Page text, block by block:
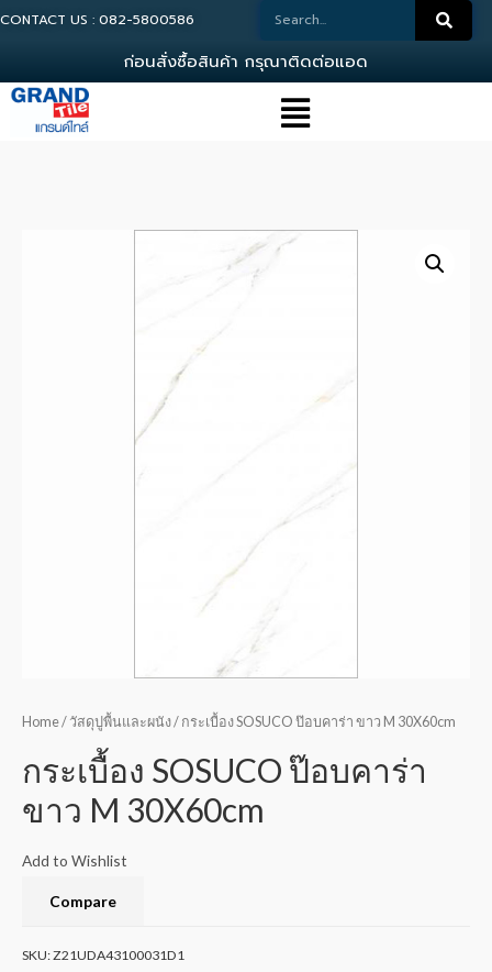
CONTACT US : 082-5800586
กอนสงซอสนคา กรณาตดตอแอดม
Home/ วัสดุปูพื้นและผนัง/ กระเบื้อง SOSUCO ป๊อบคาร่า ขาว M 30X60cm
กระเบื้อง SOSUCO ป๊อบคาร่า
ขาว M 30X60cm
Add to Wishlist
Compare
SKU:Z21UDA43100031D1